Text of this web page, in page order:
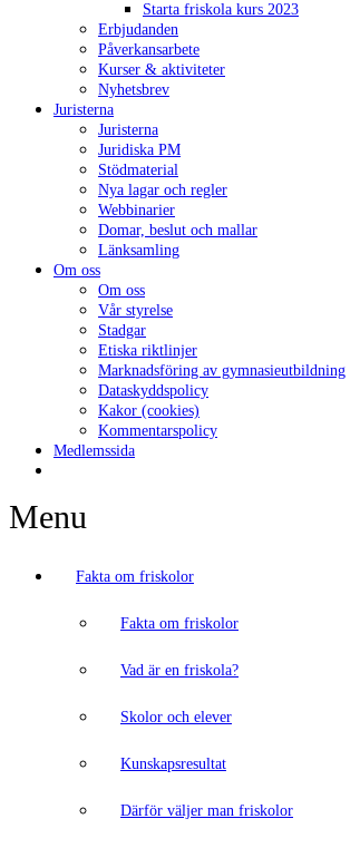
Starta friskola kurs 2023
Erbjudanden
Påverkansarbete
Kurser & aktiviteter
Nyhetsbrev
Juristerna
Juristerna
Juridiska PM
Stödmaterial
Nya lagar och regler
Webbinarier
Domar, beslut och mallar
Länksamling
Om oss
Om oss
Vår styrelse
Stadgar
Etiska riktlinjer
Marknadsföring av gymnasieutbildning
Dataskyddspolicy
Kakor (cookies)
Kommentarspolicy
Medlemssida
Menu
Fakta om friskolor
Fakta om friskolor
Vad är en friskola?
Skolor och elever
Kunskapsresultat
Därför väljer man friskolor